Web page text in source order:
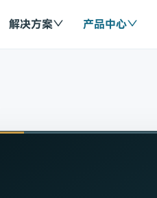
解决方案 产品中心